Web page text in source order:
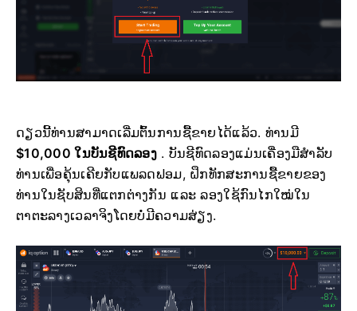
ດຽວນີ້ທ່ານສາມາດເລີ່ມຕົ້ນການຊື້ຂາຍໄດ້ແລ້ວ. ທ່ານມີ
$10,000 ໃນບັນຊີທົດລອງ . ບັນຊີທົດລອງແມ່ນເຄື່ອງມືສຳລັບ
ທ່ານເພື່ອຄຸ້ນເຄີຍກັບແພລດຟອມ, ຝຶກທັກສະການຊື້ຂາຍຂອງ
ທ່ານໃນຊັບສິນທີ່ແຕກຕ່າງກັນ ແລະ ລອງໃຊ້ກົນໄກໃໝ່ໃນ
ຕາຕະລາງເວລາຈິງໂດຍບໍ່ມີຄວາມສ່ຽງ.